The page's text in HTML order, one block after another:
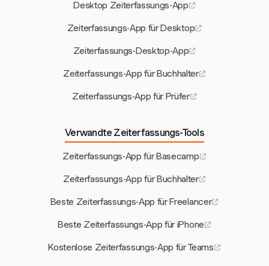
Desktop Zeiterfassungs-App
Zeiterfassungs-App für Desktop
Zeiterfassungs-Desktop-App
Zeiterfassungs-App für Buchhalter
Zeiterfassungs-App für Prüfer
Verwandte Zeiterfassungs-Tools
Zeiterfassungs-App für Basecamp
Zeiterfassungs-App für Buchhalter
Beste Zeiterfassungs-App für Freelancer
Beste Zeiterfassungs-App für iPhone
Kostenlose Zeiterfassungs-App für Teams